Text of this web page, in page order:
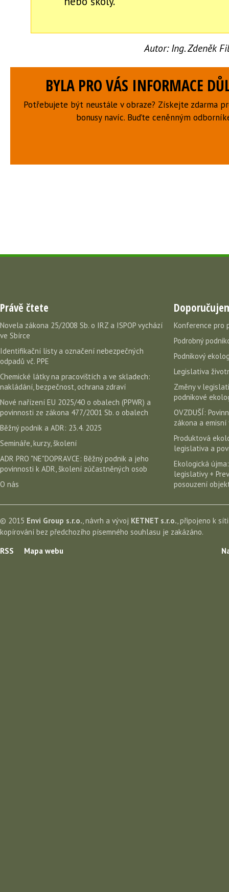
Autor: Ing. Zdeněk
BYLA PRO VÁS INFORMACE
Potřebujete být neustále v obraze? Získejte zdarma
bonusy navíc. Buďte ceněnným
Právě čtete
Novela zákona 25/2008 Sb. o IRZ a ISPOP vychází
ve Sbírce
Identifikační listy a označení nebezpečných
odpadů vč. PPE
Chemické látky na pracovištích a ve skladech:
nakládání, bezpečnost, ochrana zdraví
Nové nařízení EU 2025/40 o obalech (PPWR) a
povinnosti ze zákona 477/2001 Sb. o obalech
Běžný podnik a ADR: 23.4. 2025
Semináře, kurzy, školení
ADR PRO "NE"DOPRAVCE: Běžný podnik a jeho
povinnosti k ADR, školení zúčastněných osob
O nás
Konference pro
Podrobný
Podnikový
Legislativa
Změny v
podnikové
OVZDUŠÍ:
zákona a emisní
Produktová
legislativa a
Ekologická
legislativy +
posouzení
© 2015 Envi Group s.r.o., návrh a vývoj KETNET s.r.o., připojeno k
kopírování bez předchozího písemného souhlasu je zakázáno.
RSS
Mapa webu